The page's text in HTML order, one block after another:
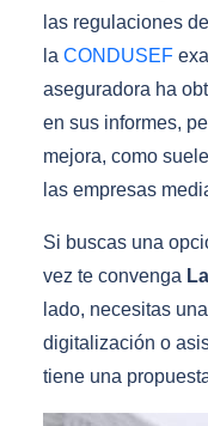
las regulaciones
la CONDUSEF
aseguradora ha
en sus informes,
mejora, como
las empresas
Si buscas una
vez te convenga
lado, necesitas
digitalización o
tiene una